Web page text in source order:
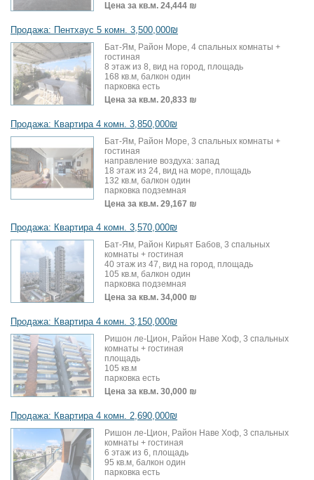
Цена за кв.м. 24,444 ₪
Продажа: Пентхаус 5 комн. 3,500,000₪
Бат-Ям, Район Море, 4 спальных комнаты +
гостиная
8 этаж из 8, вид на город, площадь
168 кв.м, балкон один
парковка есть
Цена за кв.м. 20,833 ₪
Продажа: Квартира 4 комн. 3,850,000₪
Бат-Ям, Район Море, 3 спальных комнаты +
гостиная
направление воздуха: запад
18 этаж из 24, вид на море, площадь
132 кв.м, балкон один
парковка подземная
Цена за кв.м. 29,167 ₪
Продажа: Квартира 4 комн. 3,570,000₪
Бат-Ям, Район Кирьят Бабов, 3 спальных
комнаты + гостиная
40 этаж из 47, вид на город, площадь
105 кв.м, балкон один
парковка подземная
Цена за кв.м. 34,000 ₪
Продажа: Квартира 4 комн. 3,150,000₪
Ришон ле-Цион, Район Наве Хоф, 3 спальных
комнаты + гостиная
площадь
105 кв.м
парковка есть
Цена за кв.м. 30,000 ₪
Продажа: Квартира 4 комн. 2,690,000₪
Ришон ле-Цион, Район Наве Хоф, 3 спальных
комнаты + гостиная
6 этаж из 6, площадь
95 кв.м, балкон один
парковка есть